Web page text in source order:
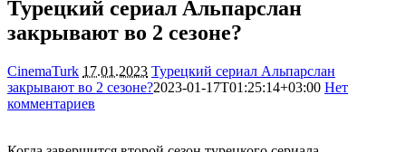
Турецкий сериал Альпарслан
закрывают во 2 сезоне?
CinemaTurk 17.01.2023 Турецкий сериал Альпарслан
закрывают во 2 сезоне?2023-01-17T01:25:14+03:00 Нет
комментариев